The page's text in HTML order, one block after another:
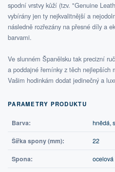
spodní vrstvy kůží (tzv. "Genuine
vybírány jen ty nejkvalitnější a
následně rozřezány na přesné díly a
barvami.
Ve slunném Španělsku tak precizní
a poddajné řemínky z těch nejlepších
Vašim hodinkám dodat jedinečný a
PARAMETRY PRODUKTU
Barva: hnědá,
Šířka spony (mm): 22
Spona: ocelová